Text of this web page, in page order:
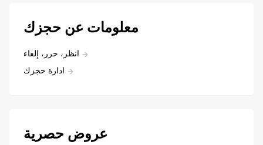
معلومات عن حجزك
انظر، حرر، إلغاء
ادارة حجزك
عروض حصرية